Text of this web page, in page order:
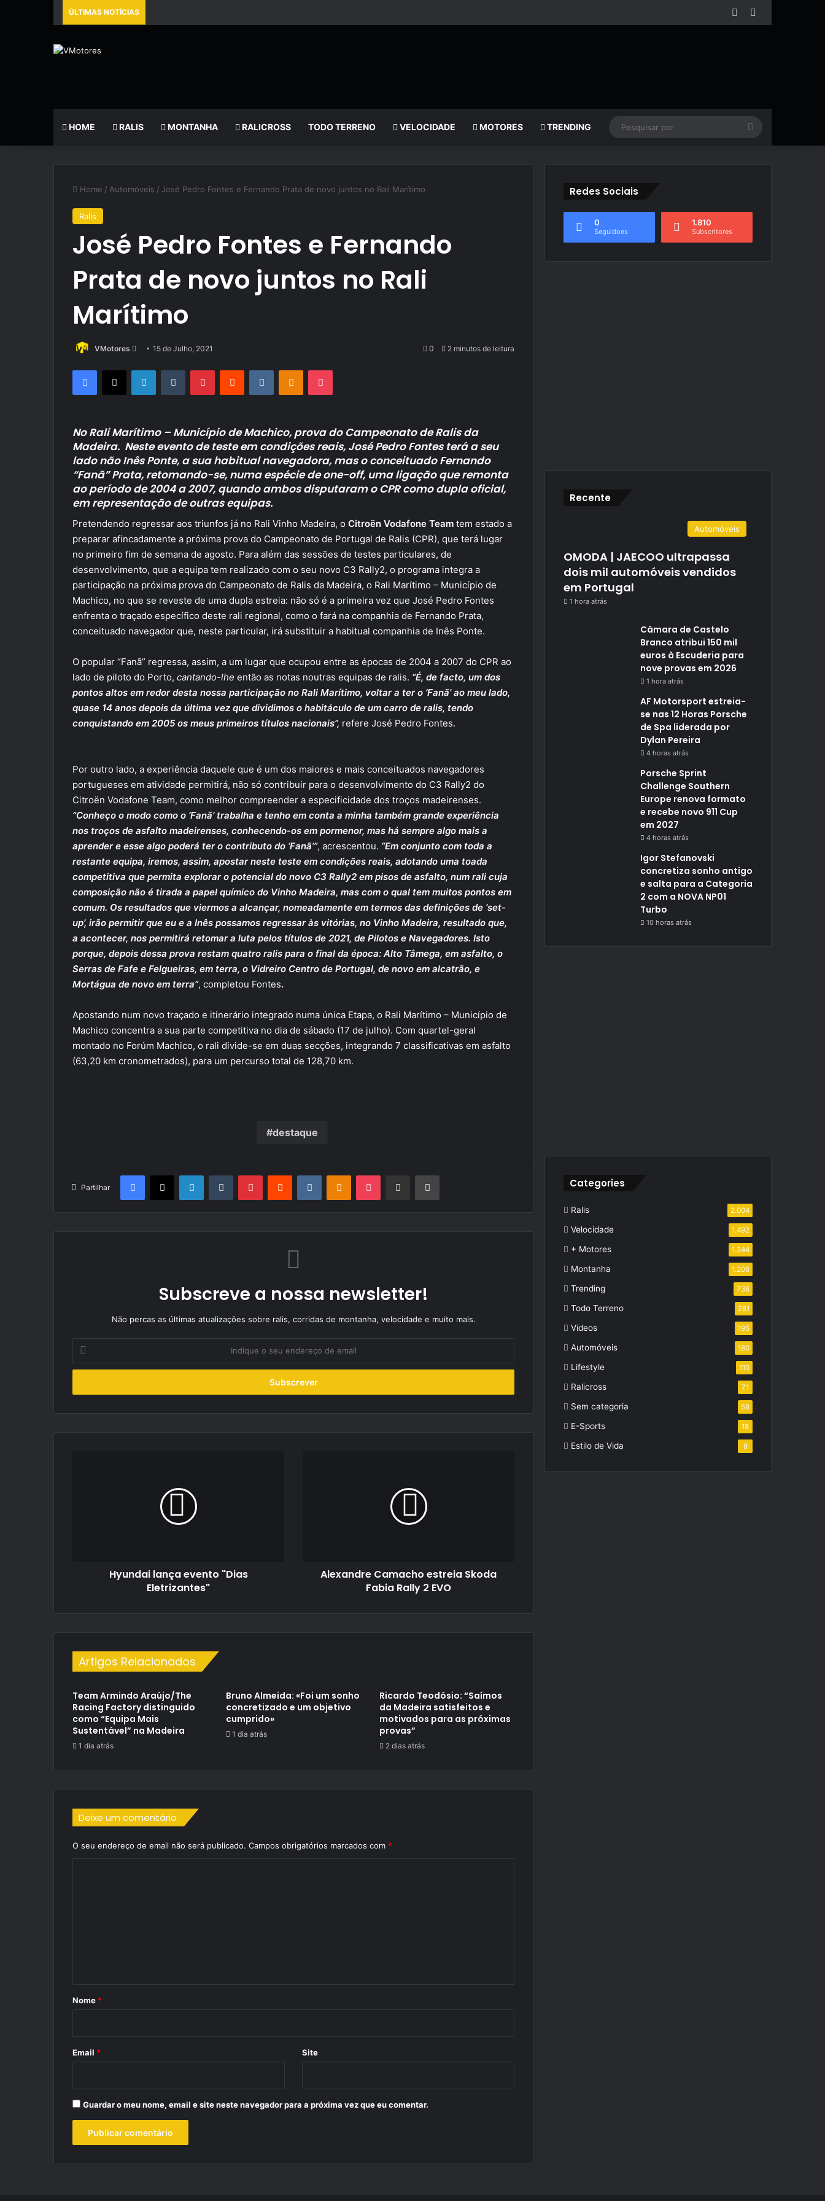
ÚLTIMAS NOTÍCIAS Facebook
HOME RALIS MONTANHA RALICROSS TODO TERRENO VELOCIDADE MOTORES TRENDING
Pesquisar
Home / Automóveis / José Pedro Fontes e Fernando Prata de novo juntos no Rali Marítimo
Ralis
José Pedro Fontes e Fernando
Prata de novo juntos no Rali
Marítimo
VMotores
Send
email
15 de Julho, 2021 0 2 minutos de leitura
Facebook
X LinkedInTumblr PinterestReddit VKontakteOdnoklassniki
Pocket
No Rali Marítimo – Município de Machico, prova do Campeonato de Ralis da
Madeira. Neste evento de teste em condições reais, José Pedro Fontes terá a seu
lado não Inês Ponte, a sua habitual navegadora, mas o conceituado Fernando
“Fanã” Prata, retomando-se, numa espécie de one-off, uma ligação que remonta
ao período de 2004 a 2007, quando ambos disputaram o CPR como dupla oficial,
em representação de outras equipas.
Pretendendo regressar aos triunfos já no Rali Vinho Madeira, o Citroën Vodafone Team tem estado a
preparar afincadamente a próxima prova do Campeonato de Portugal de Ralis (CPR), que terá lugar
no primeiro fim de semana de agosto. Para além das sessões de testes particulares, de
desenvolvimento, que a equipa tem realizado com o seu novo C3 Rally2, o programa integra a
participação na próxima prova do Campeonato de Ralis da Madeira, o Rali Marítimo – Município de
Machico, no que se reveste de uma dupla estreia: não só é a primeira vez que José Pedro Fontes
enfrenta o traçado específico deste rali regional, como o fará na companhia de Fernando Prata,
conceituado navegador que, neste particular, irá substituir a habitual companhia de Inês Ponte.
O popular “Fanã” regressa, assim, a um lugar que ocupou entre as épocas de 2004 a 2007 do CPR ao
lado de piloto do Porto, cantando-lhe então as notas noutras equipas de ralis. “É, de facto, um dos
pontos altos em redor desta nossa participação no Rali Marítimo, voltar a ter o ‘Fanã’ ao meu lado,
quase 14 anos depois da última vez que dividimos o habitáculo de um carro de ralis, tendo
conquistando em 2005 os meus primeiros títulos nacionais”, refere José Pedro Fontes.
Por outro lado, a experiência daquele que é um dos maiores e mais conceituados navegadores
portugueses em atividade permitirá, não só contribuir para o desenvolvimento do C3 Rally2 do
Citroën Vodafone Team, como melhor compreender a especificidade dos troços madeirenses.
“Conheço o modo como o ‘Fanã’ trabalha e tenho em conta a minha também grande experiência
nos troços de asfalto madeirenses, conhecendo-os em pormenor, mas há sempre algo mais a
aprender e esse algo poderá ter o contributo do ‘Fanã’”, acrescentou. “Em conjunto com toda a
restante equipa, iremos, assim, apostar neste teste em condições reais, adotando uma toada
competitiva que permita explorar o potencial do novo C3 Rally2 em pisos de asfalto, num rali cuja
composição não é tirada a papel químico do Vinho Madeira, mas com o qual tem muitos pontos em
comum. Os resultados que viermos a alcançar, nomeadamente em termos das definições de ‘set-
up’, irão permitir que eu e a Inês possamos regressar às vitórias, no Vinho Madeira, resultado que,
a acontecer, nos permitirá retomar a luta pelos títulos de 2021, de Pilotos e Navegadores. Isto
porque, depois dessa prova restam quatro ralis para o final da época: Alto Tâmega, em asfalto, o
Serras de Fafe e Felgueiras, em terra, o Vidreiro Centro de Portugal, de novo em alcatrão, e
Mortágua de novo em terra”, completou Fontes.
Apostando num novo traçado e itinerário integrado numa única Etapa, o Rali Marítimo – Município de
Machico concentra a sua parte competitiva no dia de sábado (17 de julho). Com quartel-geral
montado no Forúm Machico, o rali divide-se em duas secções, integrando 7 classificativas em asfalto
(63,20 km cronometrados), para um percurso total de 128,70 km.
destaque
Partilhar
Facebook
X LinkedInTumblr PinterestReddit VKontakteOdnoklassniki
Pocket Partilhar Via Email Imprimir
Subscreve a nossa newsletter!
Não percas as últimas atualizações sobre ralis, corridas de montanha, velocidade e muito mais.
seu
de
Hyundai lança evento "Dias
Eletrizantes"
Alexandre Camacho estreia Skoda
Fabia Rally 2 EVO
Artigos Relacionados
Team Armindo Araújo/The
Racing Factory distinguido
como “Equipa Mais
Sustentável” na Madeira
1 dia atrás
Bruno Almeida: «Foi um sonho
concretizado e um objetivo
cumprido»
1 dia atrás
Ricardo Teodósio: “Saímos
da Madeira satisfeitos e
motivados para as próximas
provas”
2 dias atrás
Deixe um comentário
O seu endereço de email não será publicado. Campos obrigatórios marcados com *
r
*
Nome *
Email * Site
Guardar o meu nome, email e site neste navegador para a próxima vez que eu comentar.
Redes Sociais
0
Seguidoes
1.810
Subscritores
Recente
Automóveis
OMODA | JAECOO ultrapassa
dois mil automóveis vendidos
em Portugal
1 hora atrás
Câmara de Castelo
Branco atribui 150 mil
euros à Escuderia para
nove provas em 2026
1 hora atrás
AF Motorsport estreia-
se nas 12 Horas Porsche
de Spa liderada por
Dylan Pereira
4 horas atrás
Porsche Sprint
Challenge Southern
Europe renova formato
e recebe novo 911 Cup
em 2027
4 horas atrás
Igor Stefanovski
concretiza sonho antigo
e salta para a Categoria
2 com a NOVA NP01
Turbo
10 horas atrás
Categories
Ralis 2.004
Velocidade 1.492
+ Motores 1.344
Montanha 1.206
Trending 736
Todo Terreno 281
Videos 195
Automóveis 180
Lifestyle 110
Ralicross 71
Sem categoria 58
E-Sports 18
Estilo de Vida 8